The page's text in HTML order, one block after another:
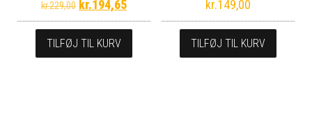
4.00
kr.229,00 Den oprindelige pris var: kr.229,00.
kr.194,65Den aktuelle pris er: kr.194,65.
TILFØJ TIL KURV
4.00
kr.149,00
TILFØJ TIL KURV